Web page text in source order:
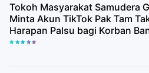
Tokoh Masyarakat Samudera
Minta Akun TikTok Pak Tam
Harapan Palsu bagi Korban
Utara